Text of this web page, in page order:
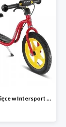
Rowery dziecięce w Intersport do -30%